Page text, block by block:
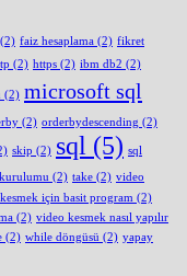
(2) faiz hesaplama (2) fikret
(2) https (2) ibm db2 (2)
(2) microsoft sql
(2) orderbydescending (2)
skip (2) sql (5) sql
(2) take (2) video
için basit program (2)
(2) video kesmek nasıl yapılır
(2) while döngüsü (2) yapay